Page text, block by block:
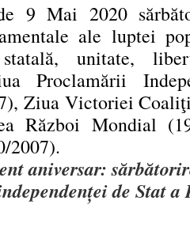
9 Mai 2020
ale luptei
statală, unitate,
Proclamării
Ziua Victoriei
Război Mondial
2007).
aniversar:
de Stat